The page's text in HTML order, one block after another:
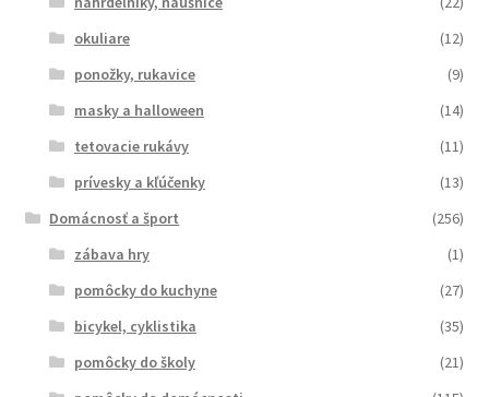
okuliare
(12)
ponožky, rukavice
(9)
masky a halloween
(14)
tetovacie rukávy
(11)
prívesky a kľúčenky
(13)
Domácnosť a šport
(256)
zábava hry
(1)
pomôcky do kuchyne
(27)
bicykel, cyklistika
(35)
pomôcky do školy
(21)